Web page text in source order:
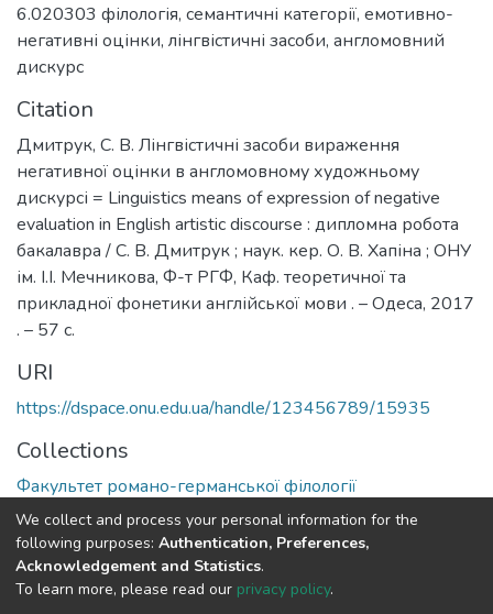
6.020303 філологія, семантичні категорії, емотивно-
негативні оцінки, лінгвістичні засоби, англомовний
дискурс
Citation
Дмитрук, С. В. Лінгвістичні засоби вираження
негативної оцінки в англомовному художньому
дискурсі = Linguistics means of expression of negative
evaluation in English artistic discourse : дипломна робота
бакалавра / С. В. Дмитрук ; наук. кер. О. В. Хапіна ; ОНУ
ім. І.І. Мечникова, Ф-т РГФ, Каф. теоретичної та
прикладної фонетики англійської мови . – Одеса, 2017
. – 57 с.
URI
https://dspace.onu.edu.ua/handle/123456789/15935
Collections
Факультет романо-германської філології
Full item page
DSpace software copyright © 2009-2026
We collect and process your personal information for the
following purposes: Authentication, Preferences,
Acknowledgement and Statistics.
To learn more, please read our privacy policy.